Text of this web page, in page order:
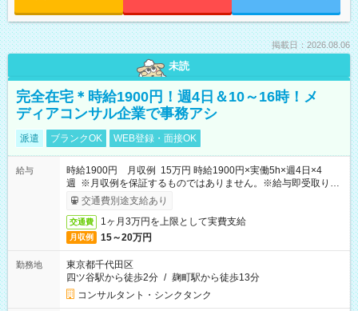
掲載日：2026.08.06
未読
完全在宅＊時給1900円！週4日＆10～16時！メ
ディアコンサル企業で事務アシ
派遣 ブランクOK WEB登録・面接OK
給与
時給1900円 月収例 15万円 時給1900円×実働5h×週4日×4
週 ※月収例を保証するものではありません。※給与即受取りサ
ービス利用可（利用条件有）
交通費別途支給あり
交通費 1ヶ月3万円を上限として実費支給
月収例 15～20万円
勤務地
東京都千代田区
四ツ谷駅から徒歩2分 / 麹町駅から徒歩13分
コンサルタント・シンクタンク